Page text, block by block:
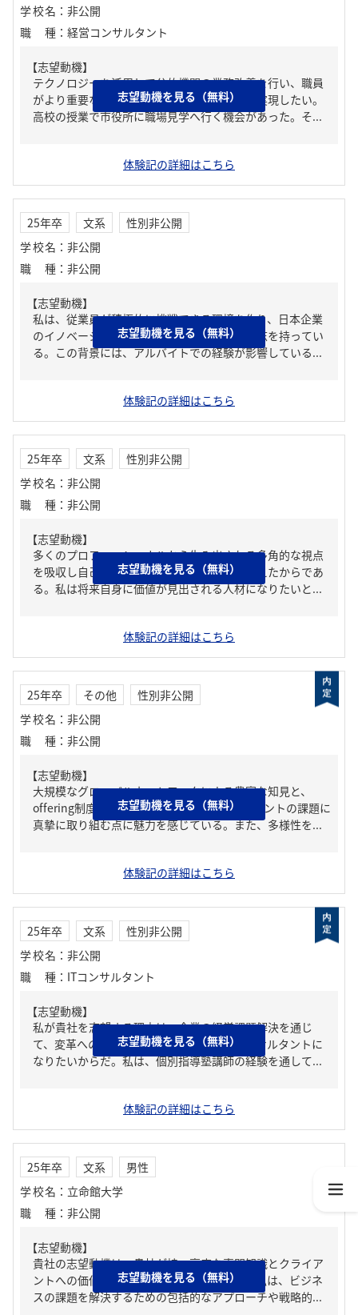
学校名 ： 非公開
職種 ： 経営コンサルタント
【志望動機】
テクノロジーを活用して公的機関の業務改善を行い、職員
がより重要な業務に集中できる環境を作りを実現したい。
高校の授業で市役所に職場見学へ行く機会があった。そ...
体験記の詳細はこちら
志望動機を見る（無料）
25年卒 文系
性別非公開
学校名 ： 非公開
職種 ： 非公開
【志望動機】
私は、従業員が積極的に挑戦できる環境を作り、日本企業
のイノベーションに貢献したいという強い意志を持ってい
る。この背景には、アルバイトでの経験が影響している...
体験記の詳細はこちら
志望動機を見る（無料）
25年卒 文系
性別非公開
学校名 ： 非公開
職種 ： 非公開
【志望動機】
多くのプロフェッショナルから生み出される多角的な視点
を吸収し自己成長を最も見込める企業だと考えたからであ
る。私は将来自身に価値が見出される人材になりたいと...
体験記の詳細はこちら
志望動機を見る（無料）
25年卒 その他
性別非公開
学校名 ： 非公開
職種 ： 非公開
【志望動機】
大規模なグローバルネットワークによる豊富な知見と、
offering制度による高度な専門性で、クライアントの課題に
真摯に取り組む点に魅力を感じている。また、多様性を...
体験記の詳細はこちら
志望動機を見る（無料）
25年卒 文系
性別非公開
学校名 ： 非公開
職種 ： ITコンサルタント
【志望動機】
私が貴社を志望する理由は、企業の経営課題解決を通じ
て、変革への挑戦を伴走しながら支えるコンサルタントに
なりたいからだ。私は、個別指導塾講師の経験を通して...
体験記の詳細はこちら
志望動機を見る（無料）
25年卒 文系
男性
学校名 ： 立命館大学
職種 ： 非公開
【志望動機】
貴社の志望動機は、貴社が持つ高度な専門知識とクライア
ントへの価値提供に魅力を感じるからです。私は、ビジネ
スの課題を解決するための包括的なアプローチや戦略的...
志望動機を見る（無料）